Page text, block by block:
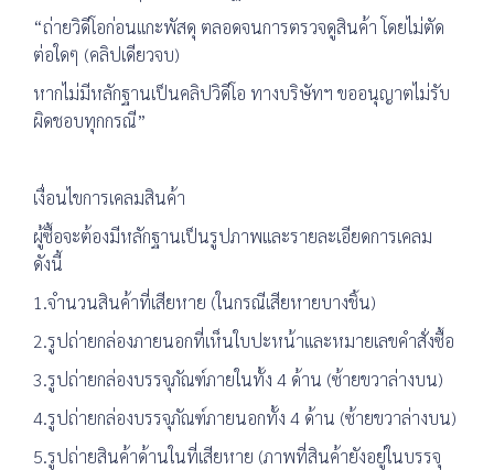
“ถ่ายวิดีโอก่อนแกะพัสดุ ตลอดจนการตรวจดูสินค้า โดยไม่ตัด
ต่อใดๆ (คลิปเดียวจบ)
หากไม่มีหลักฐานเป็นคลิปวิดีโอ ทางบริษัทฯ ขออนุญาตไม่รับ
ผิดชอบทุกกรณี”
เงื่อนไขการเคลมสินค้า
ผู้ซื้อจะต้องมีหลักฐานเป็นรูปภาพและรายละเอียดการเคลม
ดังนี้
1.จำนวนสินค้าที่เสียหาย (ในกรณีเสียหายบางชิ้น)
2.รูปถ่ายกล่องภายนอกที่เห็นใบปะหน้าและหมายเลขคำสั่งซื้อ
3.รูปถ่ายกล่องบรรจุภัณฑ์ภายในทั้ง 4 ด้าน (ซ้ายขวาล่างบน)
4.รูปถ่ายกล่องบรรจุภัณฑ์ภายนอกทั้ง 4 ด้าน (ซ้ายขวาล่างบน)
5.รูปถ่ายสินค้าด้านในที่เสียหาย (ภาพที่สินค้ายังอยู่ในบรรจุ